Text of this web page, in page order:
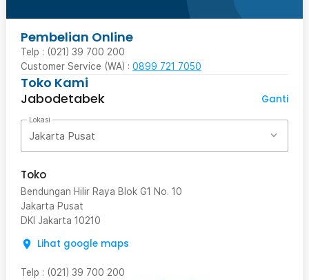
Pembelian Online
Telp : (021) 39 700 200
Customer Service (WA) : 0899 721 7050
Toko Kami
Jabodetabek
Ganti
Lokasi
Jakarta Pusat
Toko
Bendungan Hilir Raya Blok G1 No. 10
Jakarta Pusat
DKI Jakarta 10210
Lihat google maps
Telp : (021) 39 700 200